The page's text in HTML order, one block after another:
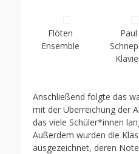
Flöten
Ensemble
Paul
Anschließend folgte das
mit der Überreichung der
das viele Schüler*innen
Außerdem wurden die
ausgezeichnet, deren